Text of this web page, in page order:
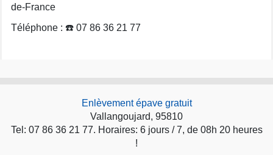
de-France
Téléphone : ☎️ 07 86 36 21 77
Enlèvement épave gratuit
Vallangoujard, 95810
Tel: 07 86 36 21 77. Horaires: 6 jours / 7, de 08h 20 heures
!